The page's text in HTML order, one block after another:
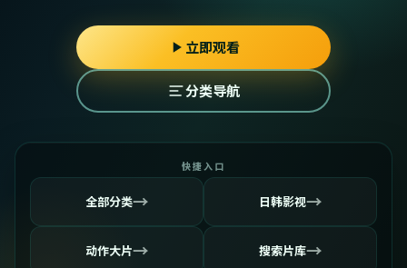
立即观看
分类导航
快捷入口
全部分类→ 日韩影视→
动作大片→ 搜索片库→